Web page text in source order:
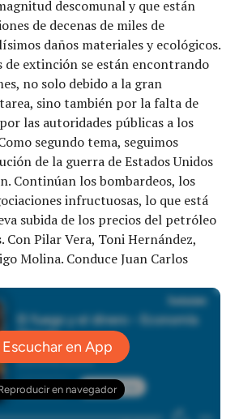
descomunal y que están
de decenas de miles de
daños materiales y ecológicos.
de extinción se están encontrando
no solo debido a la gran
sino también por la falta de
las autoridades públicas a los
segundo tema, seguimos
de la guerra de Estados Unidos
Continúan los bombardeos, los
infructuosas, lo que está
subida de los precios del petróleo
Con Pilar Vera, Toni Hernández,
Molina. Conduce Juan Carlos